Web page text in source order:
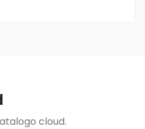
cloud.